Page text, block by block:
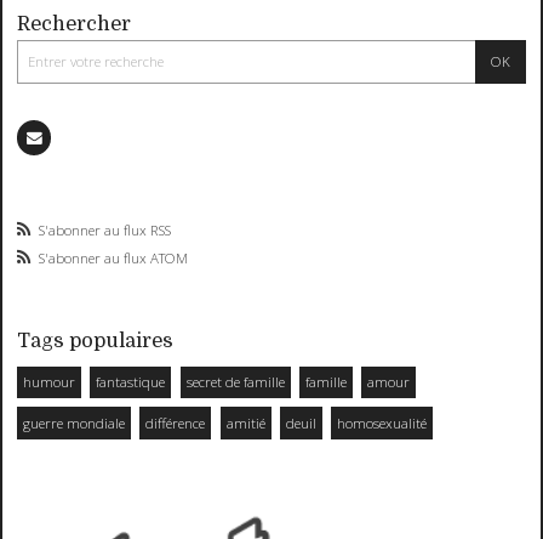
Rechercher
S'abonner au flux RSS
S'abonner au flux ATOM
Tags populaires
humour fantastique secret de famille famille amour
guerre mondiale différence amitié deuil homosexualité